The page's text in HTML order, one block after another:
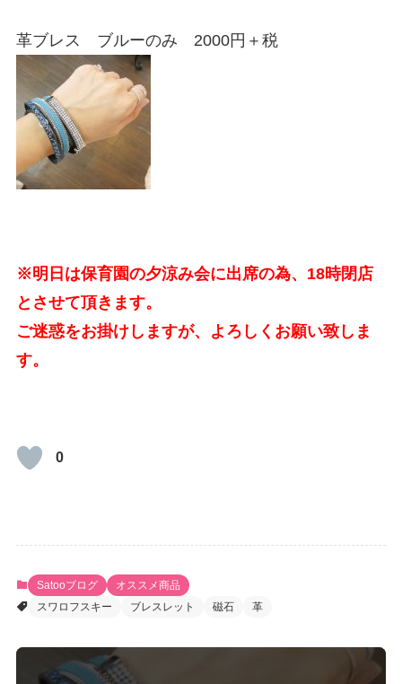
革ブレス ブルーのみ 2000円＋税
※明日は保育園の夕涼み会に出席の為、18時閉店
とさせて頂きます。
ご迷惑をお掛けしますが、よろしくお願い致しま
す。
0
Satooブログ
オススメ商品
スワロフスキー
ブレスレット 磁石 革